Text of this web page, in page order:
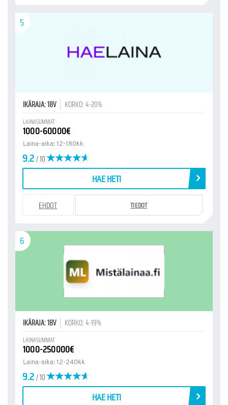
5
IKÄRAJA: 18V KORKO: 4-20%
LAINASUMMAT
1000-60000€
Laina-aika: 12-180kk
9.2/ 10
HAE HETI
EHDOT TIEDOT
6
IKÄRAJA: 18V KORKO: 4-19%
LAINASUMMAT
1000-250000€
Laina-aika: 12-240kk
9.2/ 10
HAE HETI